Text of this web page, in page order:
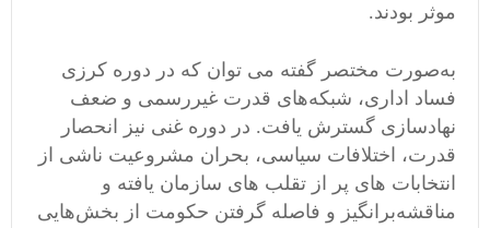
موثر بودند.
به‌صورت مختصر گفته می توان که در دوره کرزی
فساد اداری، شبکه‌های قدرت غیررسمی و ضعف
نهادسازی گسترش یافت. در دوره غنی نیز انحصار
قدرت، اختلافات سیاسی، بحران مشروعیت ناشی از
انتخابات های پر از تقلب های سازمان یافته و
مناقشه‌برانگیز و فاصله گرفتن حکومت از بخش‌هایی